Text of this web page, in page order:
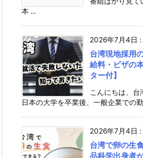
本 ...
2026年7月4日 :
台湾現地採用
給料・ビザの
ター付】
こんにちは、台
日本の大学を卒業後、一般企業での
2026年7月4日 :
台湾で卵の生
品科学出身者